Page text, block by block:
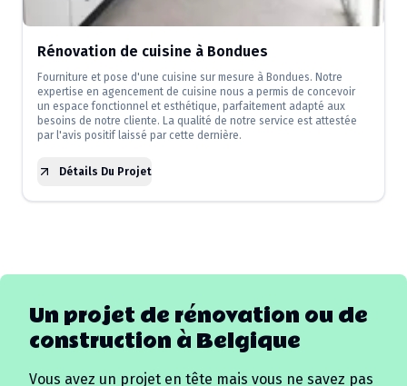
Rénovation de cuisine à Bondues
Fourniture et pose d'une cuisine sur mesure à Bondues. Notre
expertise en agencement de cuisine nous a permis de concevoir
un espace fonctionnel et esthétique, parfaitement adapté aux
besoins de notre cliente. La qualité de notre service est attestée
par l'avis positif laissé par cette dernière.
Détails Du Projet
Un projet de rénovation ou de
construction à Belgique
Vous avez un projet en tête mais vous ne savez pas